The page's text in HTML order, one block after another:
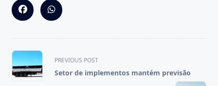
<span
class="nav-
subtitle
PREVIOUS POST
Setor de implementos mantém previsão